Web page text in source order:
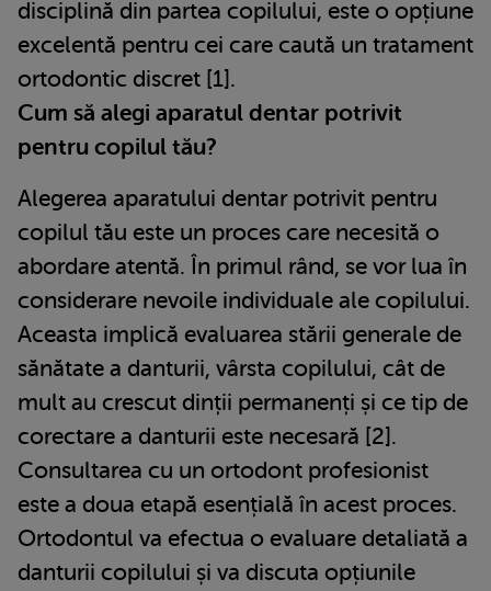
disciplină din partea copilului, este o opțiune
excelentă pentru cei care caută un tratament
ortodontic discret [1].
Cum să alegi aparatul dentar potrivit
pentru copilul tău?
Alegerea aparatului dentar potrivit pentru
copilul tău este un proces care necesită o
abordare atentă. În primul rând, se vor lua în
considerare nevoile individuale ale copilului.
Aceasta implică evaluarea stării generale de
sănătate a danturii, vârsta copilului, cât de
mult au crescut dinții permanenți și ce tip de
corectare a danturii este necesară [2].
Consultarea cu un ortodont profesionist
este a doua etapă esențială în acest proces.
Ortodontul va efectua o evaluare detaliată a
danturii copilului și va discuta opțiunile